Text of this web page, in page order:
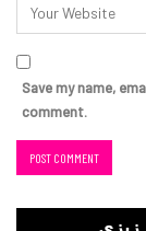
Save my name,
comment.